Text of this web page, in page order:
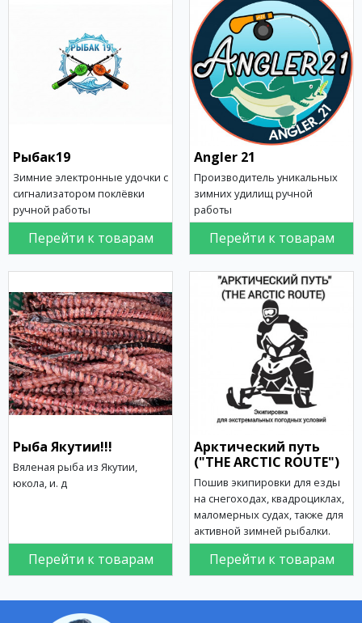
Рыбак19
Зимние электронные удочки с
сигнализатором поклёвки
ручной работы
Перейти к товарам
Angler 21
Производитель уникальных
зимних удилищ ручной
работы
Перейти к товарам
Рыба Якутии!!!
Вяленая рыба из Якутии,
юкола, и. д
Перейти к товарам
Арктический путь
("THE ARCTIC ROUTE")
Пошив экипировки для езды
на снегоходах, квадроциклах,
маломерных судах, также для
активной зимней рыбалки.
Перейти к товарам